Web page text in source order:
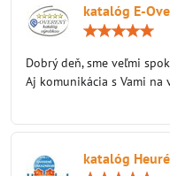
katalóg E-
Dobrý deň, sme veľmi
Aj komunikácia s Vami na
katalóg